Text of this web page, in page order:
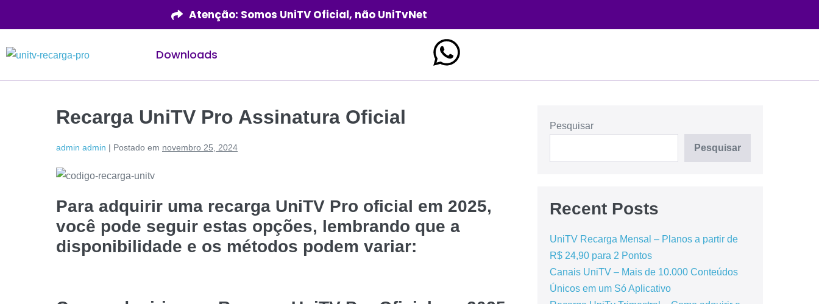
Atenção: Somos UniTV Oficial, não UniTvNet
Downloads
Recarga UniTV Pro Assinatura Oficial
admin admin | Postado em novembro 25, 2024
Para adquirir uma recarga UniTV Pro oficial em 2025,
você pode seguir estas opções, lembrando que a
disponibilidade e os métodos podem variar:
Pesquisar
Pesquisar
Recent Posts
UniTV Recarga Mensal – Planos a partir de
R$ 24,90 para 2 Pontos
Canais UniTV – Mais de 10.000 Conteúdos
Únicos em um Só Aplicativo